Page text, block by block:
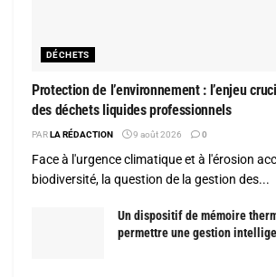
DÉCHETS
Protection de l’environnement : l’enjeu
des déchets liquides professionnels
PARLA RÉDACTION 9 août 2026 0
Face à l'urgence climatique et à l'érosion
biodiversité, la question de la gestion des...
Un dispositif de mémoire
permettre une gestion